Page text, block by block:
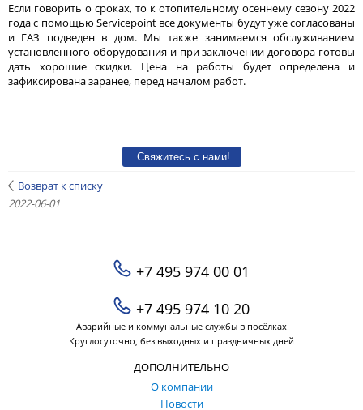
Если говорить о сроках, то к отопительному осеннему сезону 2022
года с помощью Servicepoint все документы будут уже согласованы
и ГАЗ подведен в дом. Мы также занимаемся обслуживанием
установленного оборудования и при заключении договора готовы
дать хорошие скидки. Цена на работы будет определена и
зафиксирована заранее, перед началом работ.
Возврат к списку
2022-06-01
+7 495 974 00 01
+7 495 974 10 20
Аварийные и коммунальные службы в посёлках
Круглосуточно, без выходных и праздничных дней
ДОПОЛНИТЕЛЬНО
О компании
Новости